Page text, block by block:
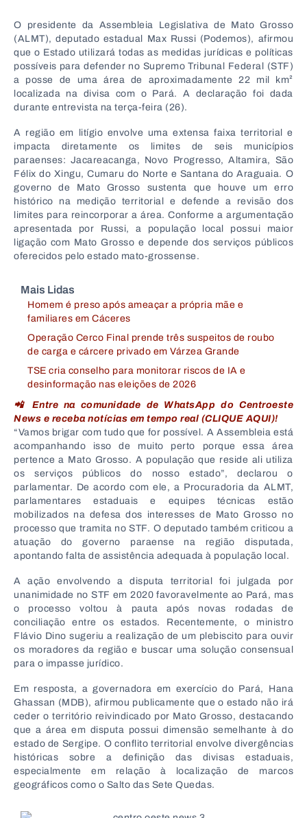
O presidente da Assembleia Legislativa de Mato Grosso
(ALMT), deputado estadual Max Russi (Podemos), afirmou
que o Estado utilizará todas as medidas jurídicas e políticas
possíveis para defender no Supremo Tribunal Federal (STF)
a posse de uma área de aproximadamente 22 mil km²
localizada na divisa com o Pará. A declaração foi dada
durante entrevista na terça-feira (26).
A região em litígio envolve uma extensa faixa territorial e
impacta diretamente os limites de seis municípios
paraenses: Jacareacanga, Novo Progresso, Altamira, São
Félix do Xingu, Cumaru do Norte e Santana do Araguaia. O
governo de Mato Grosso sustenta que houve um erro
histórico na medição territorial e defende a revisão dos
limites para reincorporar a área. Conforme a argumentação
apresentada por Russi, a população local possui maior
ligação com Mato Grosso e depende dos serviços públicos
oferecidos pelo estado mato-grossense.
Mais Lidas
Homem é preso após ameaçar a própria mãe e
familiares em Cáceres
Operação Cerco Final prende três suspeitos de roubo
de carga e cárcere privado em Várzea Grande
TSE cria conselho para monitorar riscos de IA e
desinformação nas eleições de 2026
📲 Entre na comunidade de WhatsApp do Centroeste
News e receba notícias em tempo real (CLIQUE AQUI)!
“Vamos brigar com tudo que for possível. A Assembleia está
acompanhando isso de muito perto porque essa área
pertence a Mato Grosso. A população que reside ali utiliza
os serviços públicos do nosso estado”, declarou o
parlamentar. De acordo com ele, a Procuradoria da ALMT,
parlamentares estaduais e equipes técnicas estão
mobilizados na defesa dos interesses de Mato Grosso no
processo que tramita no STF. O deputado também criticou a
atuação do governo paraense na região disputada,
apontando falta de assistência adequada à população local.
A ação envolvendo a disputa territorial foi julgada por
unanimidade no STF em 2020 favoravelmente ao Pará, mas
o processo voltou à pauta após novas rodadas de
conciliação entre os estados. Recentemente, o ministro
Flávio Dino sugeriu a realização de um plebiscito para ouvir
os moradores da região e buscar uma solução consensual
para o impasse jurídico.
Em resposta, a governadora em exercício do Pará, Hana
Ghassan (MDB), afirmou publicamente que o estado não irá
ceder o território reivindicado por Mato Grosso, destacando
que a área em disputa possui dimensão semelhante à do
estado de Sergipe. O conflito territorial envolve divergências
históricas sobre a definição das divisas estaduais,
especialmente em relação à localização de marcos
geográficos como o Salto das Sete Quedas.